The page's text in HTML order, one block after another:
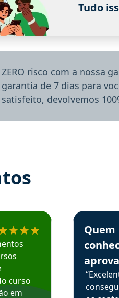
Tudo
ZERO risco com a nossa
garantia de 7 dias para
satisfeito, devolvemos
o Aprova Concursos em
curso
em
Estudante
Quem
aprova